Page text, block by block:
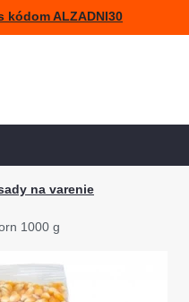
kódom ALZADNI30
na varenie
1000 g